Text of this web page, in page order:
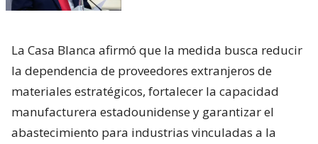
La Casa Blanca afirmó que la medida busca reducir
la dependencia de proveedores extranjeros de
materiales estratégicos, fortalecer la capacidad
manufacturera estadounidense y garantizar el
abastecimiento para industrias vinculadas a la